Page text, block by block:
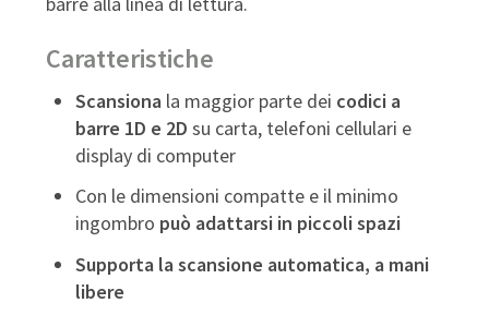
Caratteristiche
Scansiona la maggior parte dei codici a
barre 1D e 2D su carta, telefoni cellulari e
display di computer
Con le dimensioni compatte e il minimo
ingombro può adattarsi in piccoli spazi
Supporta la scansione automatica, a mani
libere